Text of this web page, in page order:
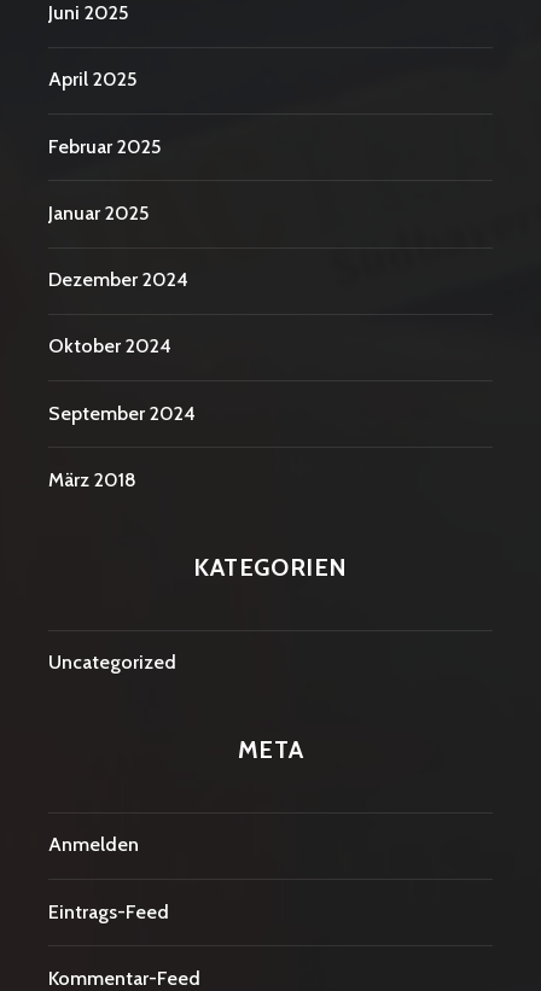
Juni 2025
April 2025
Februar 2025
Januar 2025
Dezember 2024
Oktober 2024
September 2024
März 2018
KATEGORIEN
Uncategorized
META
Anmelden
Eintrags-Feed
Kommentar-Feed